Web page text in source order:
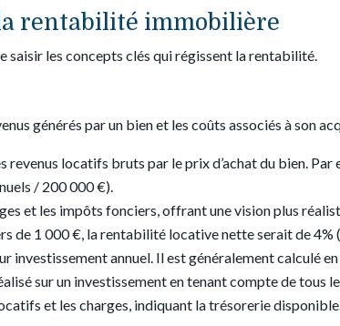
rentabilité immobilière
saisir les concepts clés qui régissent la rentabilité.
générés par un bien et les coûts associés à son
revenus locatifs bruts par le prix d’achat du bien.
/ 200 000 €).
et les impôts fonciers, offrant une vision plus
de 1 000 €, la rentabilité locative nette serait de
investissement annuel. Il est généralement calculé
sur un investissement en tenant compte de tous
et les charges, indiquant la trésorerie